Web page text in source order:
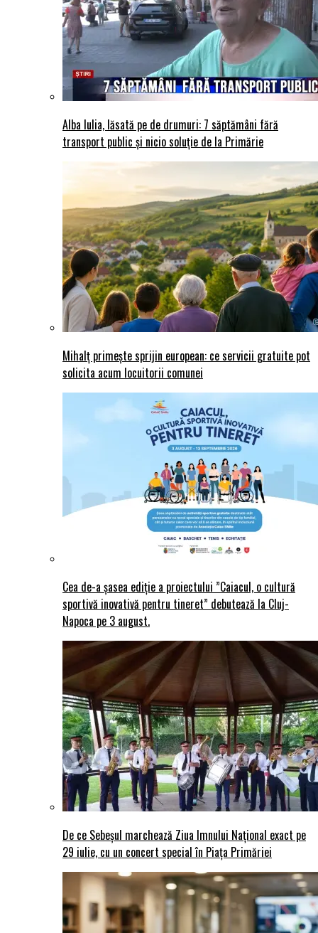
Alba Iulia, lăsată pe de drumuri: 7 săptămâni fără
transport public și nicio soluție de la Primărie
Mihalț primește sprijin european: ce servicii gratuite pot
solicita acum locuitorii comunei
Cea de-a șasea ediție a proiectului ”Caiacul, o cultură
sportivă inovativă pentru tineret” debutează la Cluj-
Napoca pe 3 august.
De ce Sebeșul marchează Ziua Imnului Național exact pe
29 iulie, cu un concert special în Piața Primăriei